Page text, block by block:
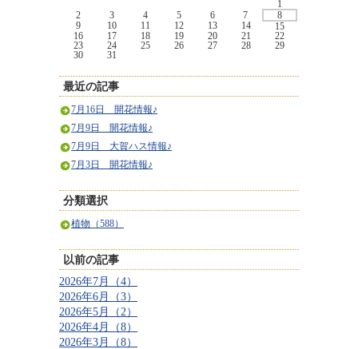
1
2
3 4 5 6 7
8
9
10 11 12 13 14
15
16
17 18 19 20 21
22
23
24 25 26 27 28
29
30
31
最近の記事
7月16日 開花情報♪
7月9日 開花情報♪
7月9日 大賀ハス情報♪
7月3日 開花情報♪
分類選択
植物（588）
以前の記事
2026年7月（4）
2026年6月（3）
2026年5月（2）
2026年4月（8）
2026年3月（8）